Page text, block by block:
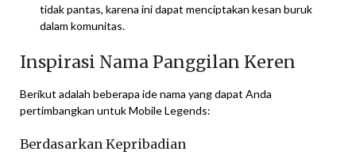
tidak pantas, karena ini dapat menciptakan kesan buruk
dalam komunitas.
Inspirasi Nama Panggilan Keren
Berikut adalah beberapa ide nama yang dapat Anda
pertimbangkan untuk Mobile Legends:
Berdasarkan Kepribadian